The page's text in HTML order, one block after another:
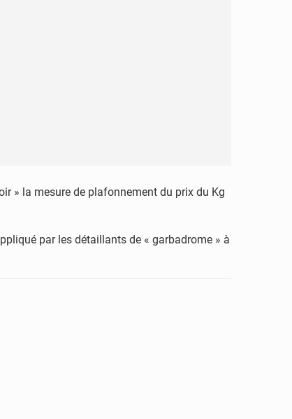
» la mesure de plafonnement du prix du Kg
par les détaillants de « garbadrome » à